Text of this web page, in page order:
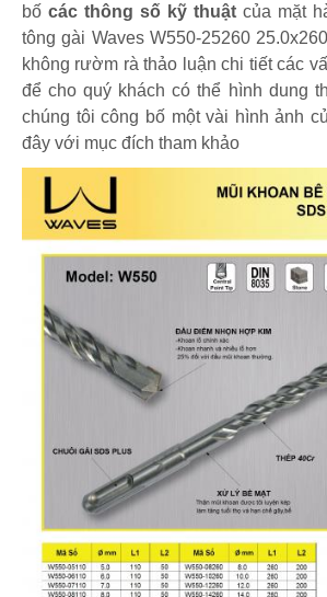
bố các thông số kỹ thuật của mặt
tông gài Waves W550-25260
không rườm rà thảo luận chi tiết các
để cho quý khách có thể hình dung
chúng tôi công bố một vài hình ảnh
đây với mục đích tham khảo